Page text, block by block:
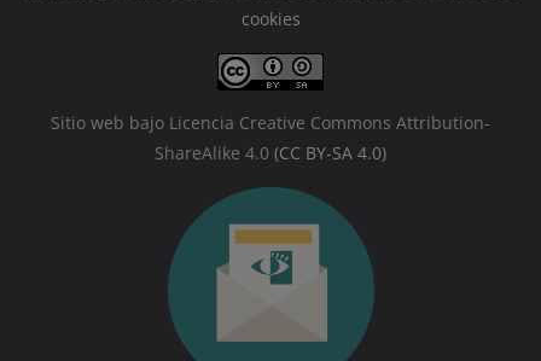
cookies
Sitio web bajo Licencia Creative Commons Attribution-
ShareAlike 4.0 (CC BY-SA 4.0)